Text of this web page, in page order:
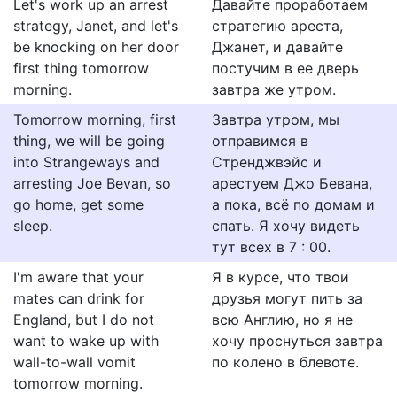
Let's work up an arrest
strategy, Janet, and let's
be knocking on her door
first thing tomorrow
morning.
Давайте проработаем
стратегию ареста,
Джанет, и давайте
постучим в ее дверь
завтра же утром.
Tomorrow morning, first
thing, we will be going
into Strangeways and
arresting Joe Bevan, so
go home, get some
sleep.
Завтра утром, мы
отправимся в
Стренджвэйс и
арестуем Джо Бевана,
а пока, всё по домам и
спать. Я хочу видеть
тут всех в 7 : 00.
I'm aware that your
mates can drink for
England, but I do not
want to wake up with
wall-to-wall vomit
tomorrow morning.
Я в курсе, что твои
друзья могут пить за
всю Англию, но я не
хочу проснуться завтра
по колено в блевоте.